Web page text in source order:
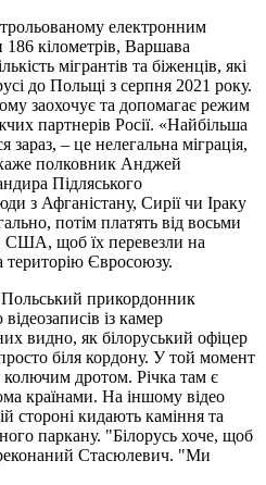
електронним
кілометрів, Варшава
мігрантів та біженців, які
до Польщі з серпня 2021 року.
заохочує та допомагає режим
партнерів Росії. «Найбільша
зараз, – це нелегальна міграція,
полковник Анджей
Підляського
з Афганістану, Сирії чи Іраку
потім платять від восьми
США, щоб їх перевезли на
Євросоюзу.
прикордонник
із камер
видно, як білоруський офіцер
біля кордону. У той момент
дротом. Річка там є
країнами. На іншому відео
стороні кидають каміння та
паркану. "Білорусь хоче, щоб
Стасюлевич. "Ми